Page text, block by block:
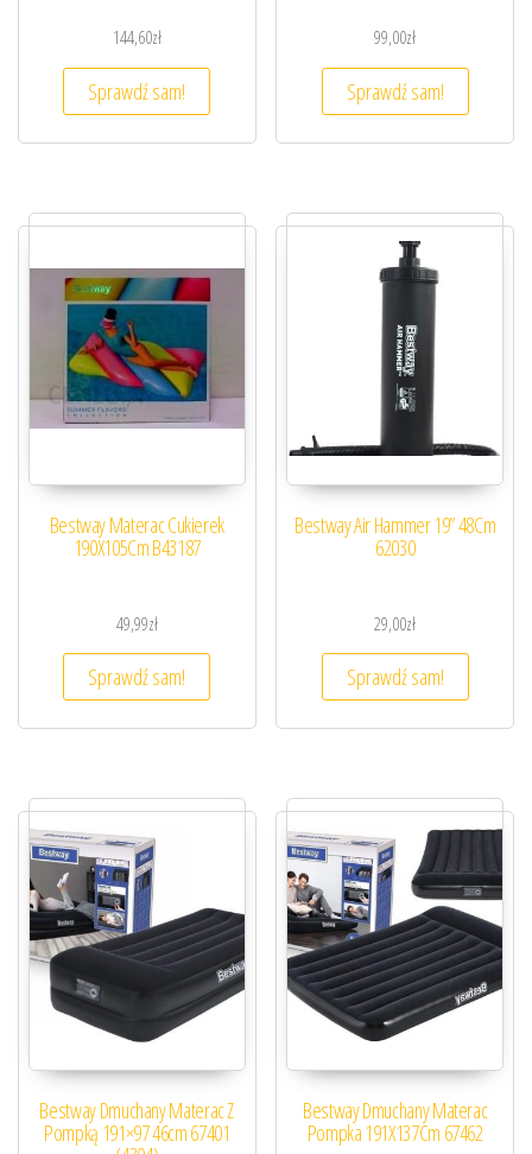
144,60zł
Sprawdź sam!
99,00zł
Sprawdź sam!
Bestway Materac Cukierek
190X105Cm B43187
49,99zł
Sprawdź sam!
Bestway Air Hammer 19” 48Cm
62030
29,00zł
Sprawdź sam!
Bestway Dmuchany Materac Z
Pompką 191×97 46cm 67401
Bestway Dmuchany Materac
Pompka 191X137Cm 67462